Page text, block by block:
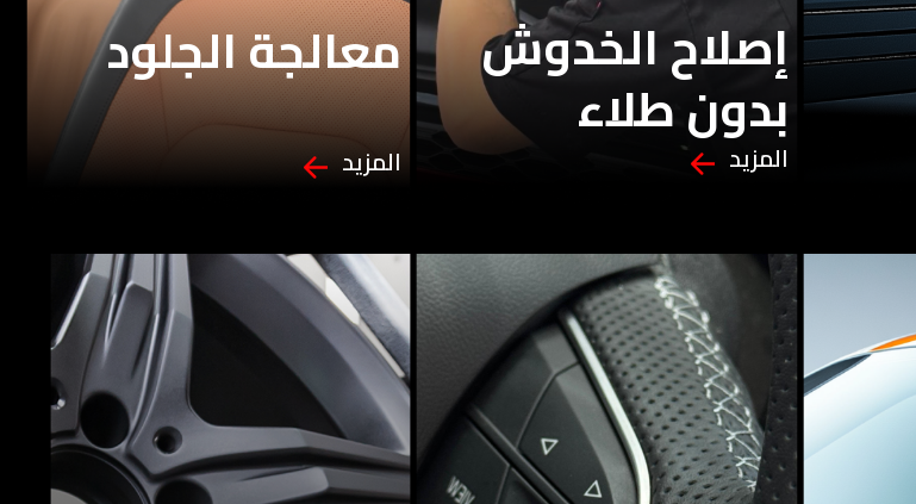
إصلاح الخدوش
بدون طلاء
المزيد
معالجة الجلود
المزيد